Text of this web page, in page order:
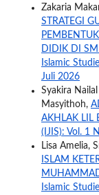
Zakaria
STRATEGI
DIDIK DI
Islamic
Juli 2026
Syakira
Masyithoh,
AKHLAK LIL
(IJIS): Vol. 1
Lisa Amelia,
ISLAM
Islamic